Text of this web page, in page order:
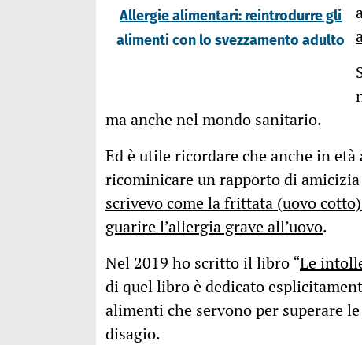
Allergie alimentari: reintrodurre gli
alimenti con lo svezzamento adulto
ma anche nel mondo sanitario.
Ed è utile ricordare che anche in
ricominicare un rapporto di
scrivevo come la frittata (uovo
guarire l’allergia grave all’uovo.
Nel 2019 ho scritto il libro “Le
di quel libro è dedicato
alimenti che servono per superare
disagio.